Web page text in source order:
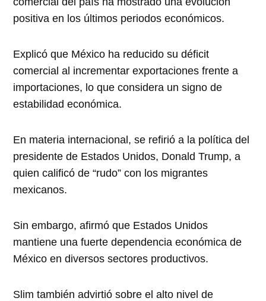
positiva en los últimos periodos económicos.
Explicó que México ha reducido su déficit
comercial al incrementar exportaciones frente a
importaciones, lo que considera un signo de
estabilidad económica.
En materia internacional, se refirió a la política del
presidente de Estados Unidos, Donald Trump, a
quien calificó de “rudo” con los migrantes
mexicanos.
Sin embargo, afirmó que Estados Unidos
mantiene una fuerte dependencia económica de
México en diversos sectores productivos.
Slim también advirtió sobre el alto nivel de